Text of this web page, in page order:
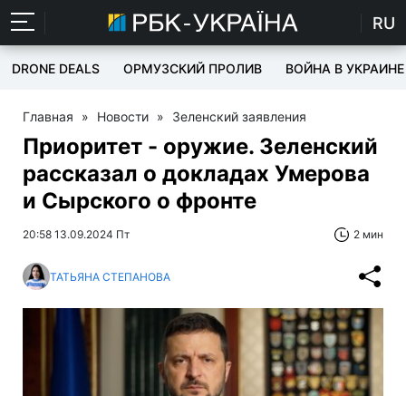
RU
DRONE DEALS ОРМУЗСКИЙ ПРОЛИВ ВОЙНА В УКРАИНЕ
Главная » Новости » Зеленский заявления
Приоритет - оружие. Зеленский
рассказал о докладах Умерова
и Сырского о фронте
20:58 13.09.2024 Пт 2 мин
ТАТЬЯНА СТЕПАНОВА